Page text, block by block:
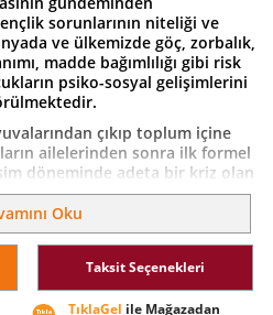
sorunlarının niteliği ve
ve ülkemizde göç, zorbalık,
madde bağımlılığı gibi risk
psiko-sosyal gelişimlerini
çıkıp toplum içine
ailelerinden sonra ilk formel
döneminde adeta bir kriz olan
ve sosyal sorunlar için çocuk
sağlıklı alışkanlıklarının
dönemdir.
mesleğinin geniş uygulama
sonra öğrencilerin
Oku
Taksit Seçenekleri
TıklaGel ile Mağazadan